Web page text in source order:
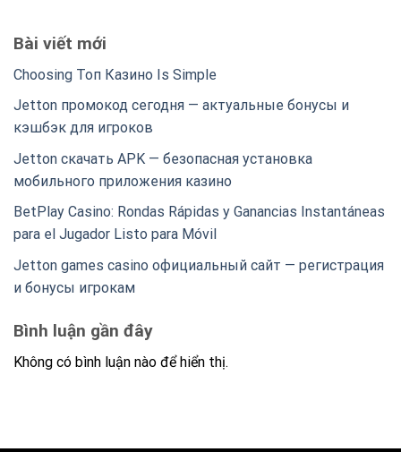
Bài viết mới
Choosing Топ Казино Is Simple
Jetton промокод сегодня — актуальные бонусы и
кэшбэк для игроков
Jetton скачать APK — безопасная установка
мобильного приложения казино
BetPlay Casino: Rondas Rápidas y Ganancias Instantáneas
para el Jugador Listo para Móvil
Jetton games casino официальный сайт — регистрация
и бонусы игрокам
Bình luận gần đây
Không có bình luận nào để hiển thị.